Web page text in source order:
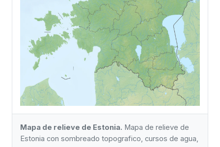
Mapa de relieve de Estonia. Mapa de relieve de
Estonia con sombreado topografico, cursos de agua,